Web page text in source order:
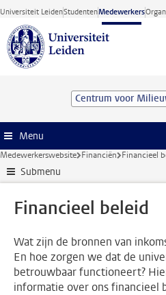
Ga direct naar de inhoud
Universiteit LeidenStudentenMedewerkers
Menu
Medewerkerswebsite Financiën Financieel
Submenu
Financieel beleid
Wat zijn de bronnen van
En hoe zorgen we dat de
betrouwbaar functioneert?
informatie over ons financieel